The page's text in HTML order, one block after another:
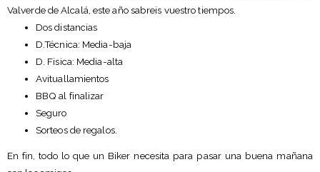
Valverde de Alcalá, este año sabreis vuestro tiempos.
Dos distancias
D.Técnica: Media-baja
D. Fisica: Media-alta
Avituallamientos
BBQ al finalizar
Seguro
Sorteos de regalos.
En fin, todo lo que un Biker necesita para pasar una buena mañana